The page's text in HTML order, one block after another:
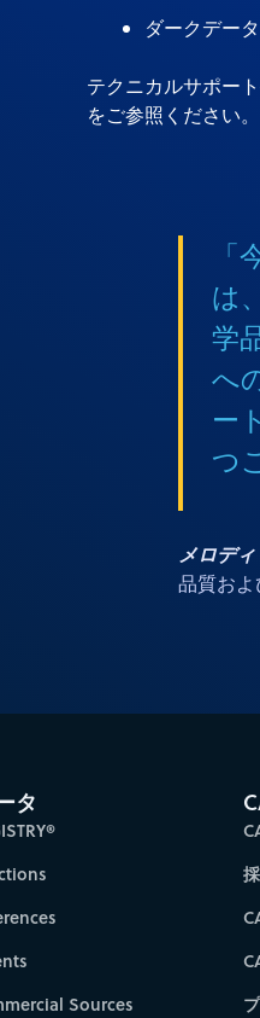
ダークデー
テクニカルサポー
をご参照ください。
は
学
へ
ー
つ
メロデ
品質お
タ
Sources